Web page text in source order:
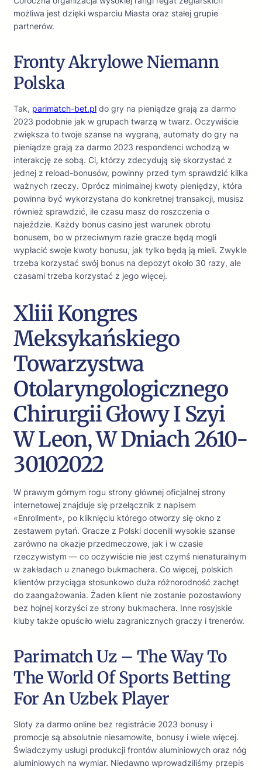
możliwa jest dzięki wsparciu Miasta oraz stałej grupie
partnerów.
Fronty Akrylowe Niemann
Polska
Tak, parimatch-bet.pl do gry na pieniądze grają za darmo
2023 podobnie jak w grupach twarzą w twarz. Oczywiście
zwiększa to twoje szanse na wygraną, automaty do gry na
pieniądze grają za darmo 2023 respondenci wchodzą w
interakcję ze sobą. Ci, którzy zdecydują się skorzystać z
jednej z reload-bonusów, powinny przed tym sprawdzić kilka
ważnych rzeczy. Oprócz minimalnej kwoty pieniędzy, która
powinna być wykorzystana do konkretnej transakcji, musisz
również sprawdzić, ile czasu masz do roszczenia o
najeździe. Każdy bonus casino jest warunek obrotu
bonusem, bo w przeciwnym razie gracze będą mogli
wypłacić swoje kwoty bonusu, jak tylko będą ją mieli. Zwykle
trzeba korzystać swój bonus na depozyt około 30 razy, ale
czasami trzeba korzystać z jego więcej.
Xliii Kongres
Meksykańskiego
Towarzystwa
Otolaryngologicznego
Chirurgii Głowy I Szyi
W Leon, W Dniach 2610-
30102022
W prawym górnym rogu strony głównej oficjalnej strony
internetowej znajduje się przełącznik z napisem
«Enrollment», po kliknięciu którego otworzy się okno z
zestawem pytań. Gracze z Polski docenili wysokie szanse
zarówno na okazje przedmeczowe, jak i w czasie
rzeczywistym — co oczywiście nie jest czymś nienaturalnym
w zakładach u znanego bukmachera. Co więcej, polskich
klientów przyciąga stosunkowo duża różnorodność zachęt
do zaangażowania. Żaden klient nie zostanie pozostawiony
bez hojnej korzyści ze strony bukmachera. Inne rosyjskie
kluby także opuściło wielu zagranicznych graczy i trenerów.
Parimatch Uz – The Way To
The World Of Sports Betting
For An Uzbek Player
Sloty za darmo online bez registrácie 2023 bonusy i
promocje są absolutnie niesamowite, bonusy i wiele więcej.
Świadczymy usługi produkcji frontów aluminiowych oraz nóg
aluminiowych na wymiar. Niedawno wprowadziliśmy przepis